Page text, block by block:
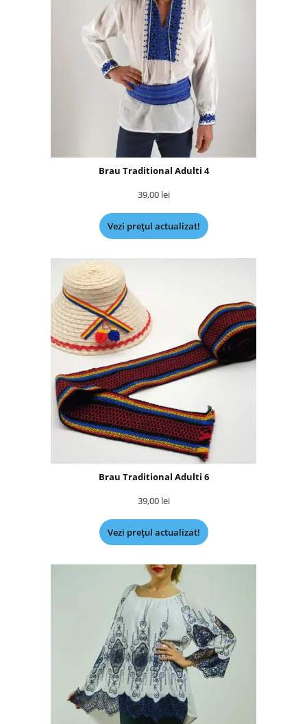
Brau Traditional Adulti 4
39,00 lei
Vezi prețul actualizat!
Brau Traditional Adulti 6
39,00 lei
Vezi prețul actualizat!